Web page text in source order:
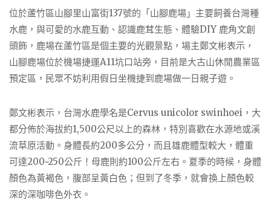
位於蘆竹區山腳里山富街137號的「山腳鹿場」主要飼養台灣種
水鹿，與可愛的水鹿互動、認識鹿茸生態、體驗DIY 鹿角文創
頭飾，鹿場在蘆竹區是個主要的光觀景點，場主鄭文彬表示，
山腳鹿場位於機場捷運A11坑口站旁，目前是大古山休閒農業區
預定區，民眾不妨利用假日坐機捷到鹿場做一日親子遊。
鄭文彬表示，台灣水鹿學名是Cervus unicolor swinhoei，大
都分佈於海拔約1,500公尺以上的森林，特別喜歡在水源地或溪
流草原活動。身體長約200多公分，而且雄鹿體型較大，體重
可達200~250公斤！母鹿則約100公斤左右。夏季的時候，身體
顏色為黃褐色，腹部呈黃白色；但到了冬季，就會換上顏色較
深的深咖啡色外衣。